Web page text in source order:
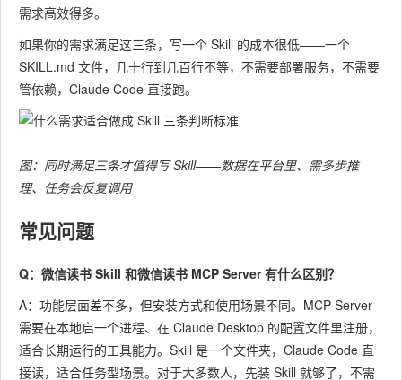
需求高效得多。
如果你的需求满足这三条，写一个 Skill 的成本很低——一个
SKILL.md 文件，几十行到几百行不等，不需要部署服务，不需要
管依赖，Claude Code 直接跑。
图：同时满足三条才值得写 Skill——数据在平台里、需多步推
理、任务会反复调用
常见问题
Q：微信读书 Skill 和微信读书 MCP Server 有什么区别？
A：功能层面差不多，但安装方式和使用场景不同。MCP Server
需要在本地启一个进程、在 Claude Desktop 的配置文件里注册，
适合长期运行的工具能力。Skill 是一个文件夹，Claude Code 直
接读，适合任务型场景。对于大多数人，先装 Skill 就够了，不需